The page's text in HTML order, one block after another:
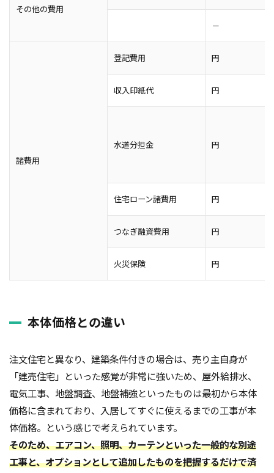
その他の費用
－
諸費用
登記費用 円
収入印紙代 円
水道分担金 円
住宅ローン諸費用 円
つなぎ融資費用 円
火災保険 円
本体価格との違い
注文住宅と異なり、建築条件付きの場合は、売り主自身が
「建売住宅」といった感覚が非常に強いため、屋外給排水、
電気工事、地盤調査、地盤補強といったものは最初から本体
価格に含まれており、入居してすぐに使えるまでの工事が本
体価格。という感じで考えられています。
そのため、エアコン、照明、カーテンといった一般的な別途
工事と、オプションとして追加したものを把握するだけで済